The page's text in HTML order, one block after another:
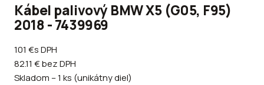
Kábel palivový BMW X5 (G05, F95)
2018 - 7439969
101 €s DPH
82.11 €bez DPH
Skladom – 1 ks (unikátny diel)